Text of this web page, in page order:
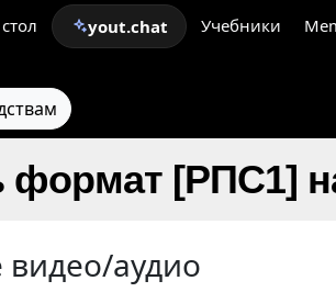
yout.chat Учебники
формат [РПС1]
видео/аудио